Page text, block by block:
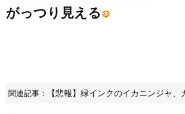
がっつり見える
関連記事： 【悲報】緑インクのイカニンジャ